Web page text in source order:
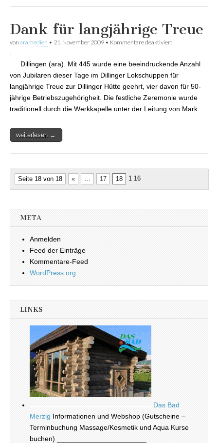
Dank für langjährige Treue
von aramedien • 21. November 2009 • Kommentare deaktiviert
Dillingen (ara). Mit 445 wurde eine beeindruckende Anzahl
von Jubilaren dieser Tage im Dillinger Lokschuppen für
langjährige Treue zur Dillinger Hütte geehrt, vier davon für 50-
jährige Betriebszugehörigheit. Die festliche Zeremonie wurde
traditionell durch die Werkkapelle unter der Leitung von Mark…
weiterlesen →
Seite 18 von 18 « 1 16
17 18
META
Anmelden
Feed der Einträge
Kommentare-Feed
WordPress.org
LINKS
Das Bad
Merzig Informationen und Webshop (Gutscheine –
Terminbuchung Massage/Kosmetik und Aqua Kurse
buchen) _______________________